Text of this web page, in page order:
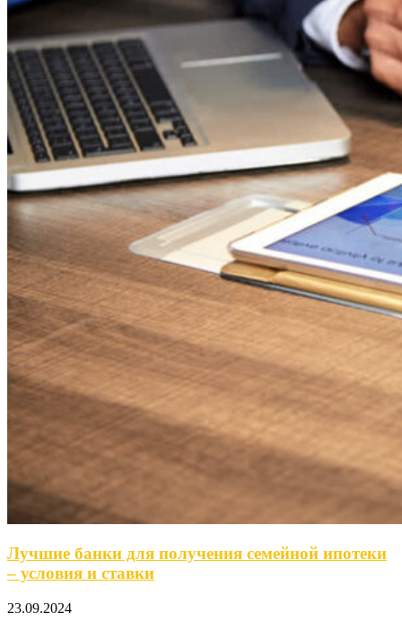
Лучшие банки для получения семейной ипотеки
– условия и ставки
23.09.2024